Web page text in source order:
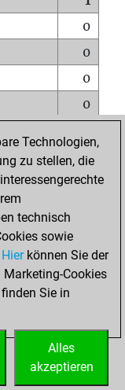
0
0
0
0
0
0
0
Technologien,
zu stellen, die
technisch
sowie
Hierkönnen Sie der
Cookies
Sie in
Alles
akzeptieren